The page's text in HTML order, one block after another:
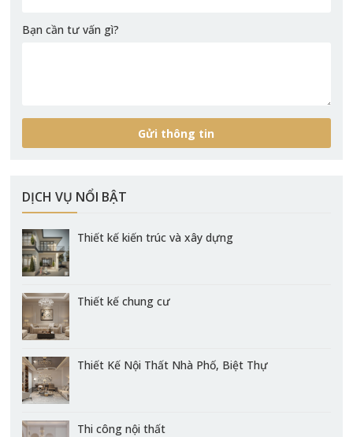
Bạn cần tư vấn gì?
DỊCH VỤ NỔI BẬT
Thiết kế kiến trúc và xây dựng
Thiết kế chung cư
Thiết Kế Nội Thất Nhà Phố, Biệt Thự
Thi công nội thất